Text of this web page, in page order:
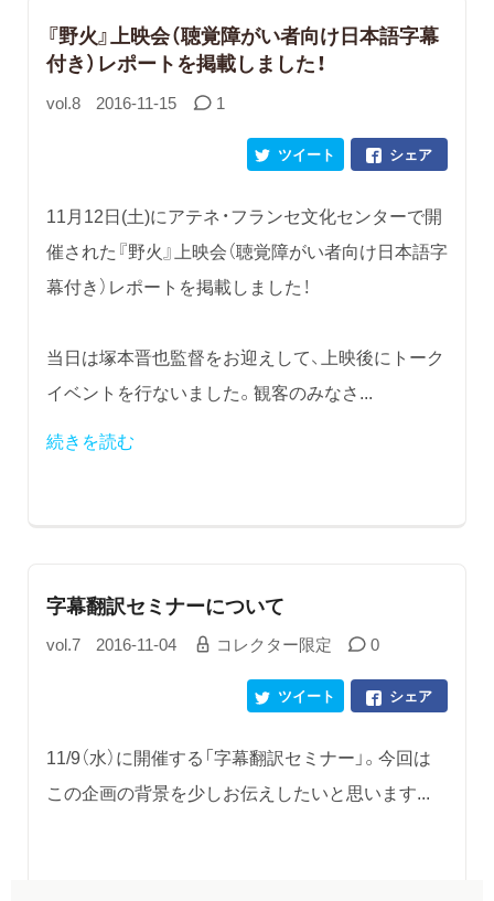
『野火』上映会（聴覚障がい者向け日本語字幕
付き）レポートを掲載しました！
vol.8 2016-11-15 1
シェア
ツイート
11月12日(土)にアテネ・フランセ文化センターで開
催された『野火』上映会（聴覚障がい者向け日本語字
幕付き）レポートを掲載しました！
当日は塚本晋也監督をお迎えして、上映後にトーク
イベントを行ないました。観客のみなさ...
続きを読む
字幕翻訳セミナーについて
vol.7 2016-11-04 コレクター限定 0
シェア
ツイート
11/9（水）に開催する「字幕翻訳セミナー」。今回は
この企画の背景を少しお伝えしたいと思います...